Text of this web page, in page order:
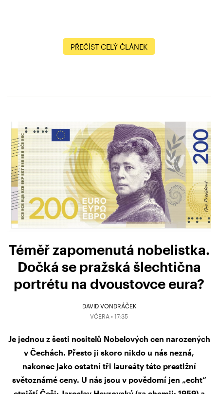
PŘEČÍST CELÝ ČLÁNEK
Téměř zapomenutá nobelistka.
Dočká se pražská šlechtična
portrétu na dvoustovce eura?
DAVID VONDRÁČEK
VČERA • 17:35
Je jednou z šesti nositelů Nobelových cen narozených
v Čechách. Přesto ji skoro nikdo u nás nezná,
nakonec jako ostatní tři laureáty této prestižní
světoznámé ceny. U nás jsou v povědomí jen „echt“